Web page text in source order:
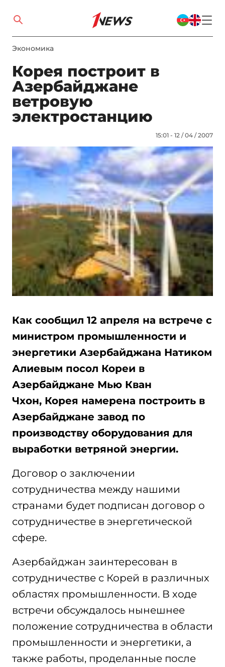
Экономика
Корея построит в
Азербайджане
ветровую
электростанцию
15:01 - 12 / 04 / 2007
Как сообщил 12 апреля на встрече с
министром промышленности и
энергетики Азербайджана Натиком
Алиевым посол Кореи в
Азербайджане Мью Кван
Чхон, Корея намерена построить в
Азербайджане завод по
производству оборудования для
выработки ветряной энергии.
Договор о заключении
сотрудничества между нашими
странами будет подписан договор о
сотрудничестве в энергетической
сфере.
Азербайджан заинтересован в
сотрудничестве с Корей в различных
областях промышленности. В ходе
встречи обсуждалось нынешнее
положение сотрудничества в области
промышленности и энергетики, а
также работы, проделанные после